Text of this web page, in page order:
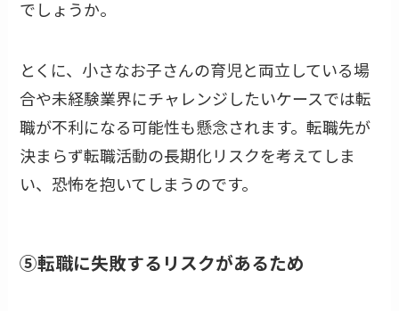
でしょうか。
とくに、小さなお子さんの育児と両立している場
合や未経験業界にチャレンジしたいケースでは転
職が不利になる可能性も懸念されます。転職先が
決まらず転職活動の長期化リスクを考えてしま
い、恐怖を抱いてしまうのです。
⑤転職に失敗するリスクがあるため